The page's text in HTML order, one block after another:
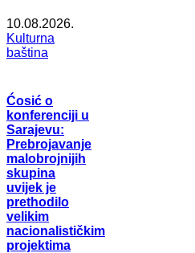
10.08.2026.
Kulturna
baština
Ćosić o
konferenciji u
Sarajevu:
Prebrojavanje
malobrojnijih
skupina
uvijek je
prethodilo
velikim
nacionalističkim
projektima